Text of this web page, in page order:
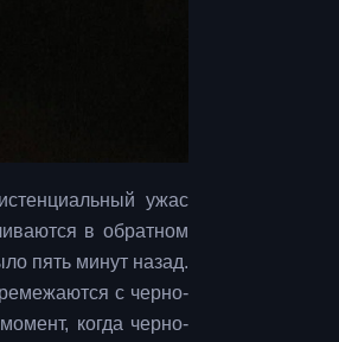
ужас
в обратном
пять минут назад.
с черно-
когда черно-